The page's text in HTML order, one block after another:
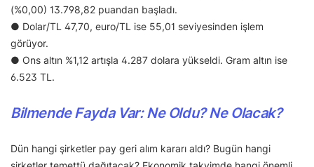
(%0,00) 13.798,82 puandan başladı.
● Dolar/TL 47,70, euro/TL ise 55,01 seviyesinden işlem
görüyor.
● Ons altın %1,12 artışla 4.287 dolara yükseldi. Gram altın ise
6.523 TL.
Bilmende Fayda Var: Ne Oldu? Ne Olacak?
Dün hangi şirketler pay geri alım kararı aldı? Bugün hangi